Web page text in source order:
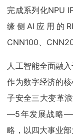
完成系列化NPU
缘侧AI应用的
CNN100、
人工智能全面融
作为数字经济的
子安全三大变革
—5年发展战略
略，以四大事业